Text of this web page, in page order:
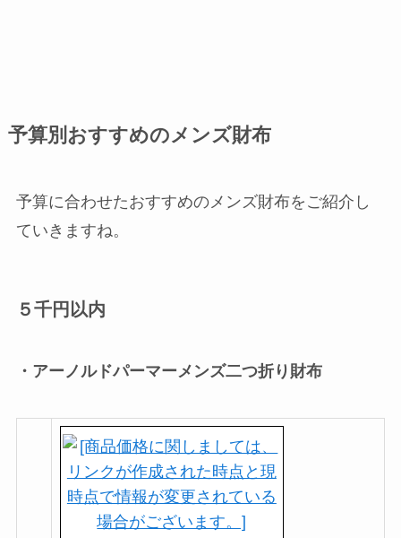
予算別おすすめのメンズ財布
予算に合わせたおすすめのメンズ財布をご紹介し
ていきますね。
５千円以内
・アーノルドパーマーメンズ二つ折り財布